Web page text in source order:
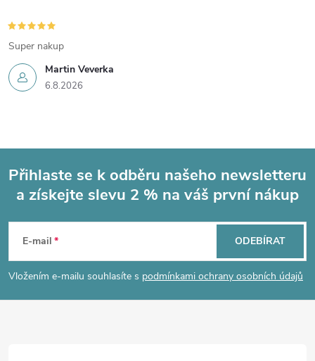
Martin Veverka
6.8.2026
Super nakup
p
Přihlaste se k odběru našeho newsletteru
a získejte slevu 2 % na váš první nákup
E-mail
Vložením e-mailu souhlasíte s podmínkami ochrany osobních údajů
ODEBÍRAT